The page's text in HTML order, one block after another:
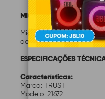
MICROFONE DE MESA
Microfone de
desempenho com tripé.
ESPECIFICAÇÕES
Características:
Marca: TRUST
Modelo: 21672